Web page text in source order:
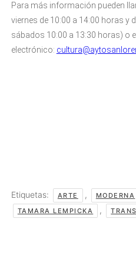
Para más información pueden
viernes de 10:00 a 14:00 horas y
sábados 10:00 a 13:30 horas) o
electrónico:
Etiquetas: ARTE , MODERNA
TAMARA LEMPICKA ,